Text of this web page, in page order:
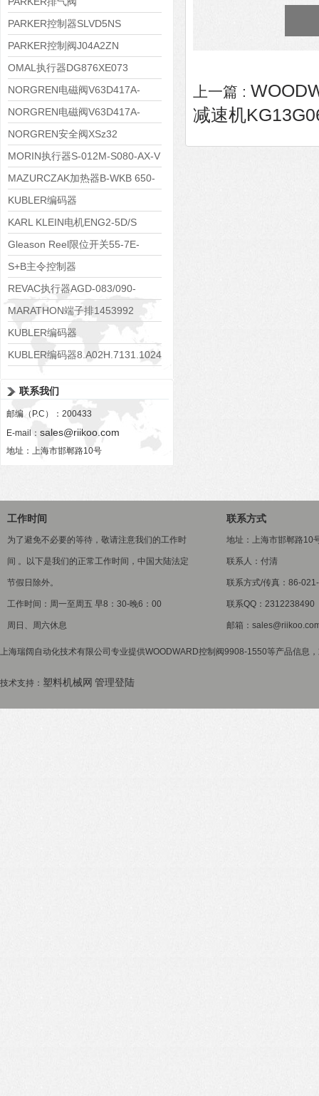
VV01311G0QF1026-54507-H
PARKER控制器SLVD5NS
PARKER控制阀J04A2ZN
OMAL执行器DG876XE073
NORGREN电磁阀V63D417A-
A2000
NORGREN电磁阀V63D417A-
A213J
NORGREN安全阀XSz32
MORIN执行器S-012M-S080-AX-V
MAZURCZAK加热器B-WKB 650-
1000/4.5-380DS
KUBLER编码器
8.5020.4551.1024.9083
KARL KLEIN电机ENG2-5D/S
Gleason Reel限位开关55-7E-
4DP-WR-640
S+B主令控制器
VCS09611KKVRH240.240
REVAC执行器AGD-083/090-
05/07-A17-A
MARATHON端子排1453992
KUBLER编码器
8.KIS40.1332.1024.P03.0008
KUBLER编码器8.A02H.7131.1024
联系我们
邮编（P.C）：200433
E-mail： sales@riikoo.com
地址：上海市邯郸路10号
上一篇 :
减速机
工作时间
为了避免不必要的等待，敬请注意我们的工作时
间 。以下是我们的正常工作时间，中国大陆法定
节假日除外。
工作时间：周一至周五 早8：30-晚6：00
周日、周六休息
联系方式
地址：上海市邯郸路10
联系人：付清
联系方式/传真：86-
联系QQ：2312238490
邮箱：
上海瑞阔自动化技术有限公司专业提供WOODWARD控制阀9908-1550等产品信息
技术支持： 塑料机械网 管理登陆